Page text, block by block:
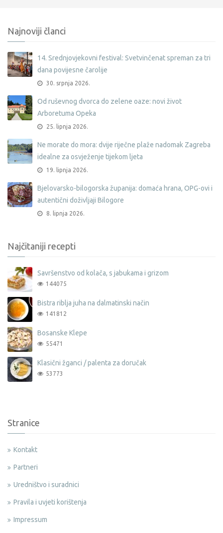
Najnoviji članci
14. Srednjovjekovni festival: Svetvinčenat spreman za tri
dana povijesne čarolije
30. srpnja 2026.
Od ruševnog dvorca do zelene oaze: novi život
Arboretuma Opeka
25. lipnja 2026.
Ne morate do mora: dvije riječne plaže nadomak Zagreba
idealne za osvježenje tijekom ljeta
19. lipnja 2026.
Bjelovarsko-bilogorska županija: domaća hrana, OPG-ovi i
autentični doživljaji Bilogore
8. lipnja 2026.
Najčitaniji recepti
Savršenstvo od kolača, s jabukama i grizom
144075
Bistra riblja juha na dalmatinski način
141812
Bosanske Klepe
55471
Klasični žganci / palenta za doručak
53773
Stranice
Kontakt
Partneri
Uredništvo i suradnici
Pravila i uvjeti korištenja
Impressum